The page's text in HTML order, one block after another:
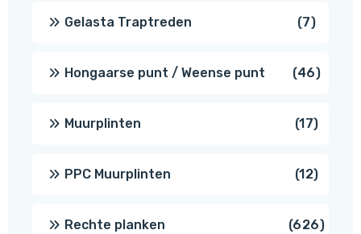
Gelasta Traptreden 77
Hongaarse punt / Weense punt 4646
Muurplinten 1717
PPC Muurplinten 1212
Rechte planken 626626